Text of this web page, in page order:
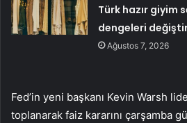
Türk hazır giyim
dengeleri
Ağustos 7, 2026
Fed’in yeni başkanı Kevin Warsh
toplanarak faiz kararını çarşamba